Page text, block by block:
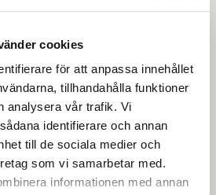
cookies
för att anpassa innehållet
tillhandahålla funktioner
analysera vår trafik. Vi
identifierare och annan
till de sociala medier och
som vi samarbetar med.
informationen med annan